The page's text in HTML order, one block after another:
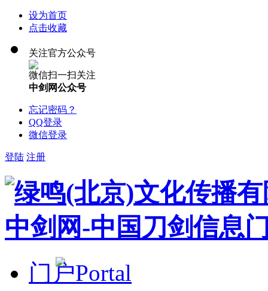
设为首页
点击收藏
关注官方公众号
微信扫一扫关注
中剑网公众号
忘记密码？
QQ登录
微信登录
登陆 注册
门户Portal